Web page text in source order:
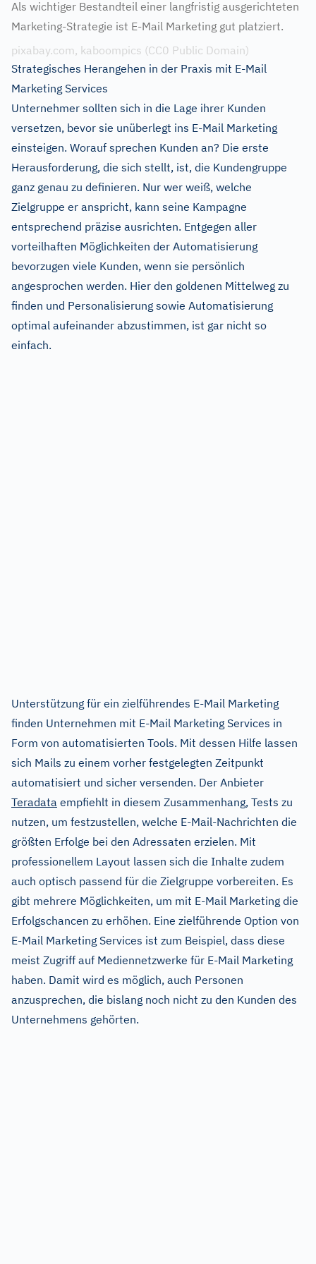
Als wichtiger Bestandteil einer langfristig ausgerichteten
Marketing-Strategie ist E-Mail Marketing gut platziert.
pixabay.com, kaboompics (CC0 Public Domain)
Strategisches Herangehen in der Praxis mit E-Mail
Marketing Services
Unternehmer sollten sich in die Lage ihrer Kunden
versetzen, bevor sie unüberlegt ins E-Mail Marketing
einsteigen. Worauf sprechen Kunden an? Die erste
Herausforderung, die sich stellt, ist, die Kundengruppe
ganz genau zu definieren. Nur wer weiß, welche
Zielgruppe er anspricht, kann seine Kampagne
entsprechend präzise ausrichten. Entgegen aller
vorteilhaften Möglichkeiten der Automatisierung
bevorzugen viele Kunden, wenn sie persönlich
angesprochen werden. Hier den goldenen Mittelweg zu
finden und Personalisierung sowie Automatisierung
optimal aufeinander abzustimmen, ist gar nicht so
einfach.
Unterstützung für ein zielführendes E-Mail Marketing
finden Unternehmen mit E-Mail Marketing Services in
Form von automatisierten Tools. Mit dessen Hilfe lassen
sich Mails zu einem vorher festgelegten Zeitpunkt
automatisiert und sicher versenden. Der Anbieter
Teradata empfiehlt in diesem Zusammenhang, Tests zu
nutzen, um festzustellen, welche E-Mail-Nachrichten die
größten Erfolge bei den Adressaten erzielen. Mit
professionellem Layout lassen sich die Inhalte zudem
auch optisch passend für die Zielgruppe vorbereiten. Es
gibt mehrere Möglichkeiten, um mit E-Mail Marketing die
Erfolgschancen zu erhöhen. Eine zielführende Option von
E-Mail Marketing Services ist zum Beispiel, dass diese
meist Zugriff auf Mediennetzwerke für E-Mail Marketing
haben. Damit wird es möglich, auch Personen
anzusprechen, die bislang noch nicht zu den Kunden des
Unternehmens gehörten.